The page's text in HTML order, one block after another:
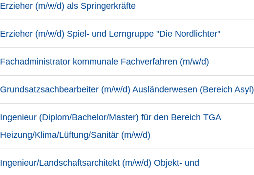
Erzieher (m/w/d) als Springerkräfte
Erzieher (m/w/d) Spiel- und Lerngruppe "Die Nordlichter"
Fachadministrator kommunale Fachverfahren (m/w/d)
Grundsatzsachbearbeiter (m/w/d) Ausländerwesen (Bereich Asyl)
Ingenieur (Diplom/Bachelor/Master) für den Bereich TGA
Heizung/Klima/Lüftung/Sanitär (m/w/d)
Ingenieur/Landschaftsarchitekt (m/w/d) Objekt- und